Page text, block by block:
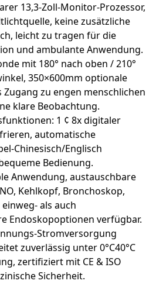
13,3-Zoll-Monitor-Prozessor,
keine zusätzliche
leicht zu tragen für die
und ambulante Anwendung.
mit 180° nach oben / 210°
350×600mm optionale
Zugang zu engen menschlichen
klare Beobachtung.
1 ¢ 8x digitaler
automatische
Chinesisch/Englisch
Bedienung.
Anwendung, austauschbare
Kehlkopf, Bronchoskop,
als auch
Endoskopoptionen verfügbar.
Stromversorgung
zuverlässig unter 0°C40°C
zertifiziert mit CE & ISO
Sicherheit.